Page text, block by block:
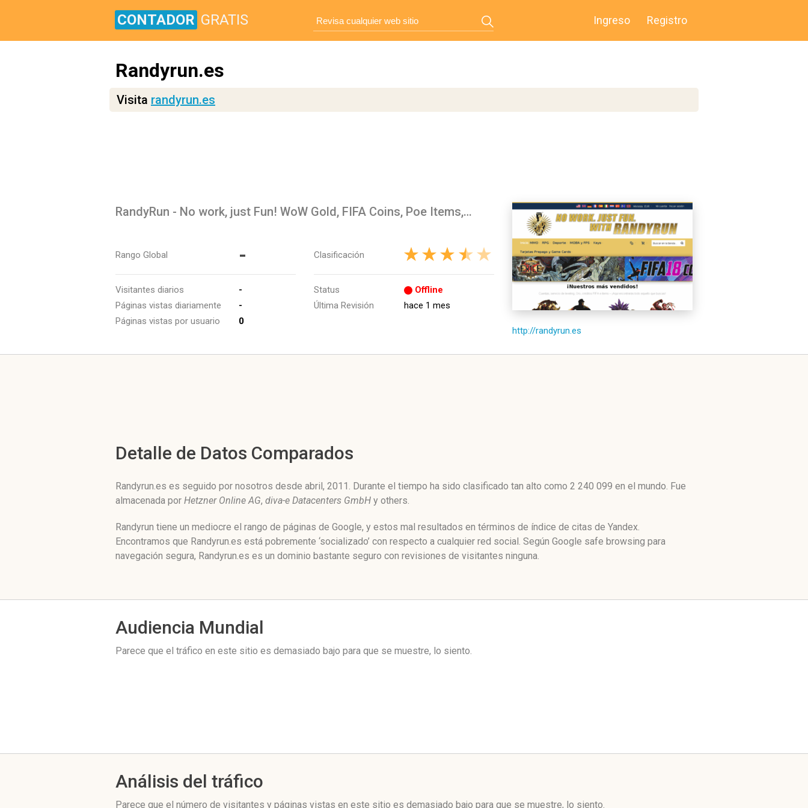
CONTADOR GRATIS Ingreso Registro
Randyrun.es
Visita randyrun.es
RandyRun - No work, just Fun! WoW Gold, FIFA Coins, Poe Items,…
Rango Global -
Visitantes diarios
-
Páginas vistas diariamente
-
Páginas vistas por usuario
0
Clasificación
Status
Offline
Última Revisión
hace 1 mes
http://randyrun.es
Detalle de Datos Comparados
Randyrun.es es seguido por nosotros desde abril, 2011. Durante el tiempo ha sido clasificado tan alto como 2 240 099 en el mundo. Fue
almacenada por Hetzner Online AG, diva-e Datacenters GmbH y others.
Randyrun tiene un mediocre el rango de páginas de Google, y estos mal resultados en términos de índice de citas de Yandex.
Encontramos que Randyrun.es está pobremente ‘socializado’ con respecto a cualquier red social. Según Google safe browsing para
navegación segura, Randyrun.es es un dominio bastante seguro con revisiones de visitantes ninguna.
Audiencia Mundial
Parece que el tráfico en este sitio es demasiado bajo para que se muestre, lo siento.
Análisis del tráfico
Parece que el número de visitantes y páginas vistas en este sitio es demasiado bajo para que se muestre, lo siento.